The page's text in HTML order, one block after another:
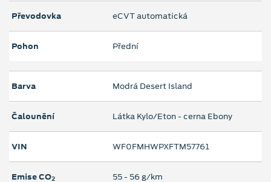
Převodovka eCVT automatická
Pohon Přední
Barva Modrá Desert Island
Čalounění Látka Kylo/Eton - cerna Ebony
VIN WF0FMHWPXFTM57761
Emise CO2 55 ‐ 56 g/km